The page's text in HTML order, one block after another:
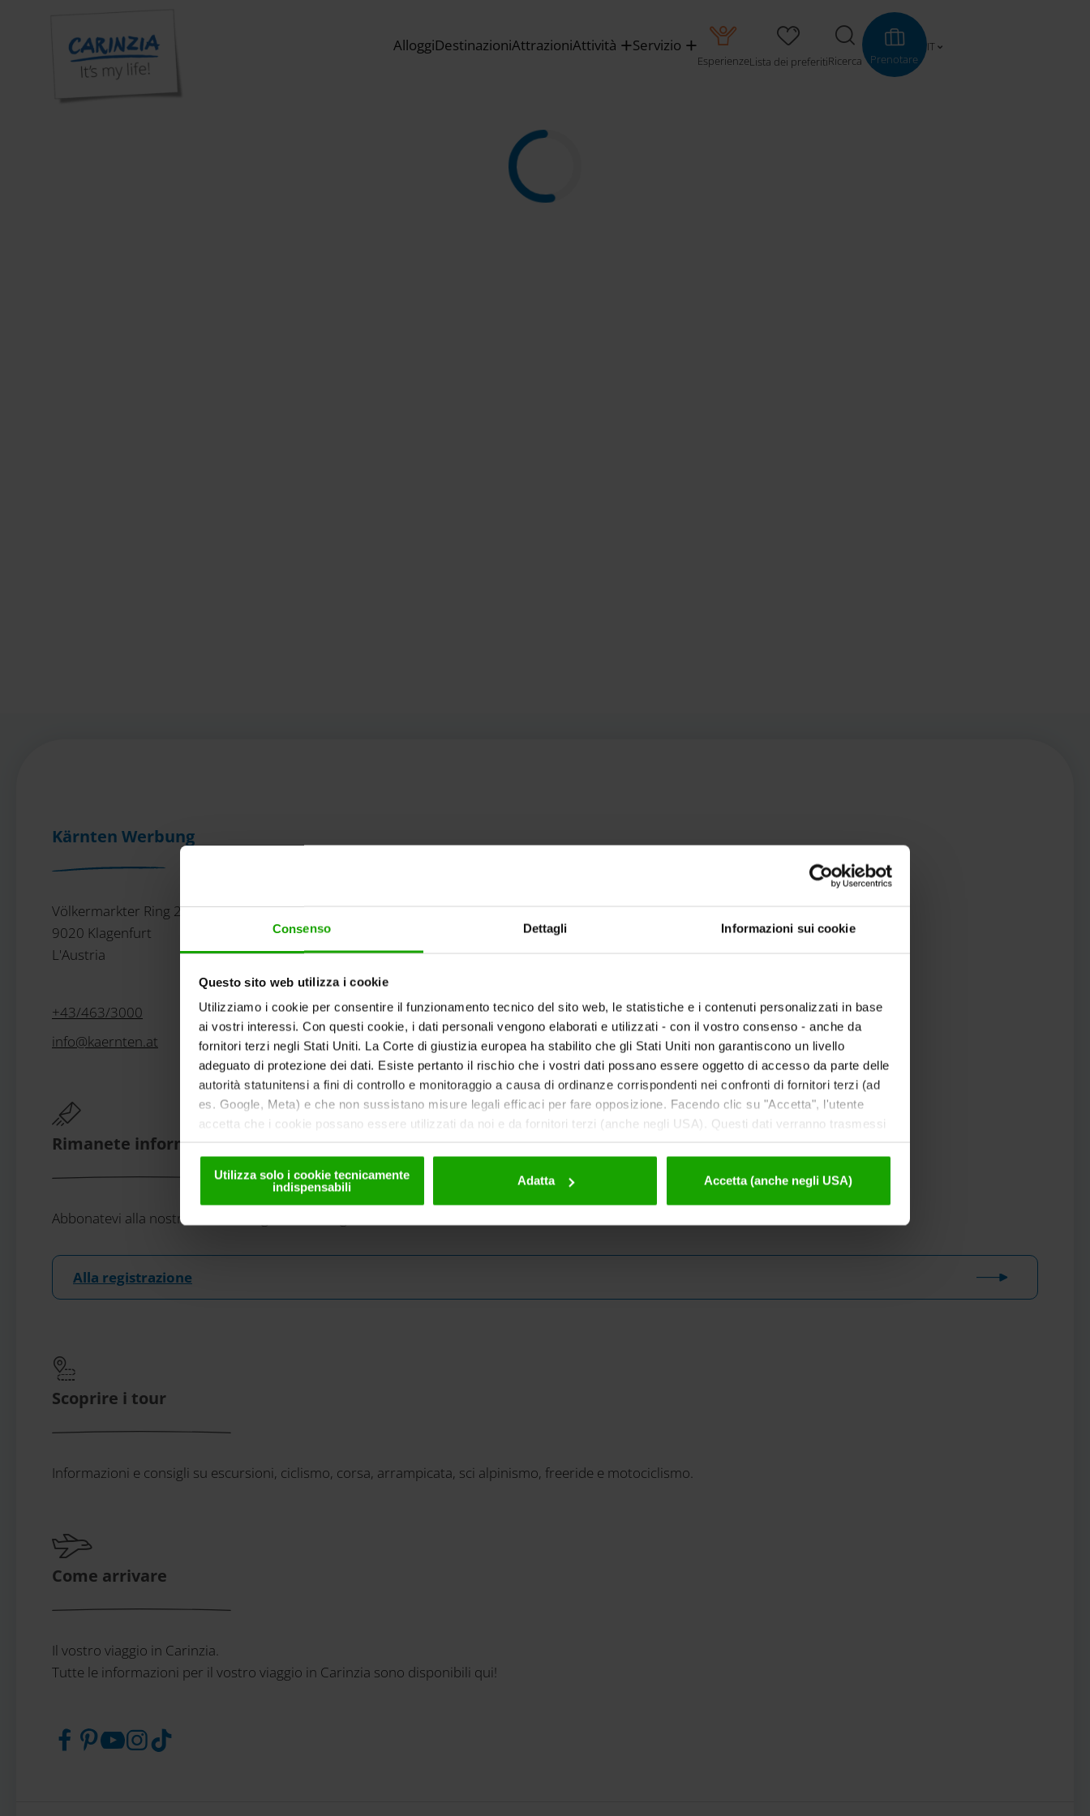
Consenso Dettagli Informazioni sui cookie
Questo sito web utilizza i cookie
Utilizziamo i cookie per consentire il funzionamento tecnico del sito web, le statistiche e i contenuti personalizzati in base
ai vostri interessi. Con questi cookie, i dati personali vengono elaborati e utilizzati - con il vostro consenso - anche da
fornitori terzi negli Stati Uniti. La Corte di giustizia europea ha stabilito che gli Stati Uniti non garantiscono un livello
adeguato di protezione dei dati. Esiste pertanto il rischio che i vostri dati possano essere oggetto di accesso da parte delle
autorità statunitensi a fini di controllo e monitoraggio a causa di ordinanze corrispondenti nei confronti di fornitori terzi (ad
es. Google, Meta) e che non sussistano misure legali efficaci per fare opposizione. Facendo clic su "Accetta", l'utente
accetta che i cookie possano essere utilizzati da noi e da fornitori terzi (anche negli USA). Questi dati verranno trasmessi
Utilizza solo i cookie tecnicamente
indispensabili
Adatta Accetta (anche negli USA)
AlloggiDestinazioniAttrazioniAttività Servizio
EsperienzeLista dei preferitiRicerca Prenotare
IT
Kärnten Werbung
Völkermarkter Ring 21 - 23
9020 Klagenfurt
L'Austria
+43/463/3000
info@kaernten at
Rimanete informati!
Abbonatevi alla nostra newsletter gratuita eMagazine della Carinzia!
Alla registrazione
Scoprire i tour
Informazioni e consigli su escursioni, ciclismo, corsa, arrampicata, sci alpinismo, freeride e motociclismo.
Come arrivare
Il vostro viaggio in Carinzia.
Tutte le informazioni per il vostro viaggio in Carinzia sono disponibili qui!